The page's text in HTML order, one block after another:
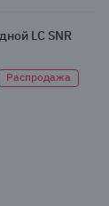
LC SNR
Распродажа